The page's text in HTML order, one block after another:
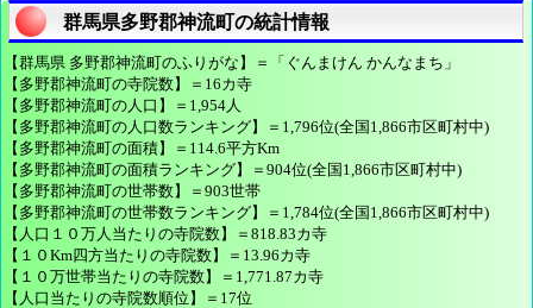
群馬県多野郡神流町の統計情報
【群馬県 多野郡神流町のふりがな】＝「ぐんまけん かんなまち」
【多野郡神流町の寺院数】＝16カ寺
【多野郡神流町の人口】＝1,954人
【多野郡神流町の人口数ランキング】＝1,796位(全国1,866市区町村中)
【多野郡神流町の面積】＝114.6平方Km
【多野郡神流町の面積ランキング】＝904位(全国1,866市区町村中)
【多野郡神流町の世帯数】＝903世帯
【多野郡神流町の世帯数ランキング】＝1,784位(全国1,866市区町村中)
【人口１０万人当たりの寺院数】＝818.83カ寺
【１０Km四方当たりの寺院数】＝13.96カ寺
【１０万世帯当たりの寺院数】＝1,771.87カ寺
【人口当たりの寺院数順位】＝17位